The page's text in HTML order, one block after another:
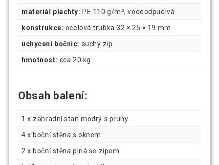
materiál plachty: PE 110 g/m², vodoodpudivá
konstrukce: ocelová trubka 32 × 25 × 19 mm
uchycení bočnic: suchý zip
hmotnost: cca 20 kg
Obsah balení:
1 x zahradní stan modrý s pruhy
4 x boční stěna s oknem
2 x boční stěna plná se zipem